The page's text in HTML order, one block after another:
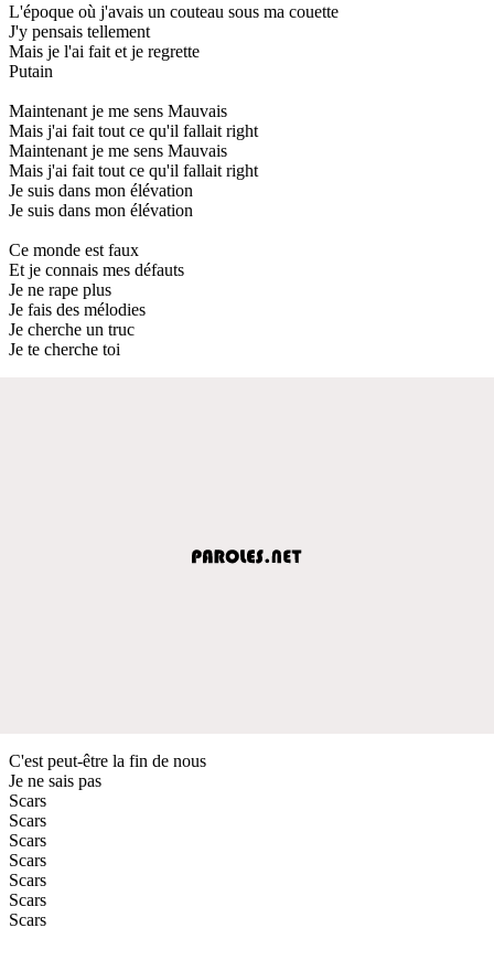
L'époque où j'avais un couteau sous ma couette
J'y pensais tellement
Mais je l'ai fait et je regrette
Putain
Maintenant je me sens Mauvais
Mais j'ai fait tout ce qu'il fallait right
Maintenant je me sens Mauvais
Mais j'ai fait tout ce qu'il fallait right
Je suis dans mon élévation
Je suis dans mon élévation
Ce monde est faux
Et je connais mes défauts
Je ne rape plus
Je fais des mélodies
Je cherche un truc
Je te cherche toi
C'est peut-être la fin de nous
Je ne sais pas
Scars
Scars
Scars
Scars
Scars
Scars
Scars